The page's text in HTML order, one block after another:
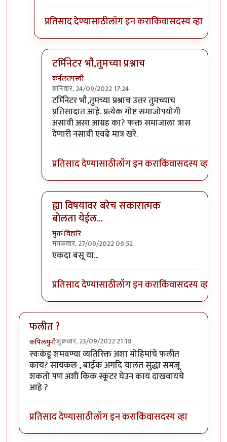
प्रतिसाद देण्यासाठीलॉग इन कराकिंवासदस्य व्हा
टर्मिनेटर भौ,तुमच्या प्रश्नाच
कर्नलतपस्वी
शनिवार, 24/09/2022 17:24
In reply toया जगात भारावलेल्या वेड्यांची कमी नाही.
टर्मिनेटर भौ,तुमच्या प्रश्नाच उत्तर तुमच्याच
प्रतिसादात आहे. प्रत्येक गोष्ट समाजोपयोगी
असावी असा आग्रह का? फक्त समाजाला त्रास
देणारी नसावी एवढे मात्र खरे.
प्रतिसाद देण्यासाठीलॉग इन कराकिंवासदस्य व्हा
ह्या विषयावर बरेच सकारात्मक
बोलता येईल...
मुक्त विहारि
मंगळवार, 27/09/2022 09:52
In reply toया जगात भारावलेल्या वेड्यांची कमी नाही.
एकदा बसू या...
प्रतिसाद देण्यासाठीलॉग इन कराकिंवासदस्य व्हा
फलीत ?
कपिलमुनीशुक्रवार, 23/09/2022 21:18
स्वःकंडू शमवण्या व्यतिरिक्त अशा मोहिमांचे फलीत
काय? सायकल , बाईक अगदि चालत सुद्धा समजू
शकतो पण अशी किक स्कूटर घेउन काय दाखवायचे
आहे ?
प्रतिसाद देण्यासाठीलॉग इन कराकिंवासदस्य व्हा